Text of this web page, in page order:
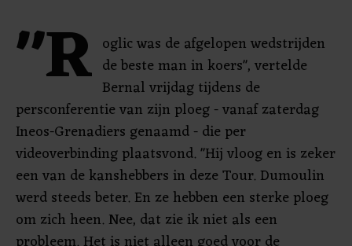
"R oglic was de afgelopen wedstrijden
de beste man in koers", vertelde
Bernal vrijdag tijdens de
persconferentie van zijn ploeg - vanaf zaterdag
Ineos-Grenadiers genaamd - die per
videoverbinding plaatsvond. "Hij vloog en is zeker
een van de kanshebbers in deze Tour. Dumoulin
werd steeds beter. En ze hebben een sterke ploeg
om zich heen. Nee, dat zie ik niet als een